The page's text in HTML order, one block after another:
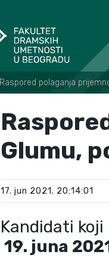
Raspored polaganja
Glumu,
17. jun 2021. 20:14:01
Kandidati
19. juna